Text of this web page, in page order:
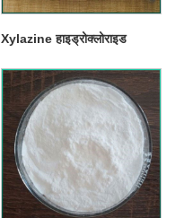
Xylazine हाइड्रोक्लोराइड